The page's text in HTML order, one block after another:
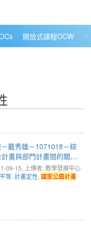
開放式課程OCW
戴秀雄－1071018－綜
畫與部門計畫間的關係
09-15, 上傳者: 教學發展中心
等, 計畫定性, 國家公園計畫